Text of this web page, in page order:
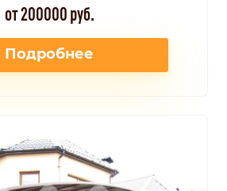
от 200000 руб.
Подробнее